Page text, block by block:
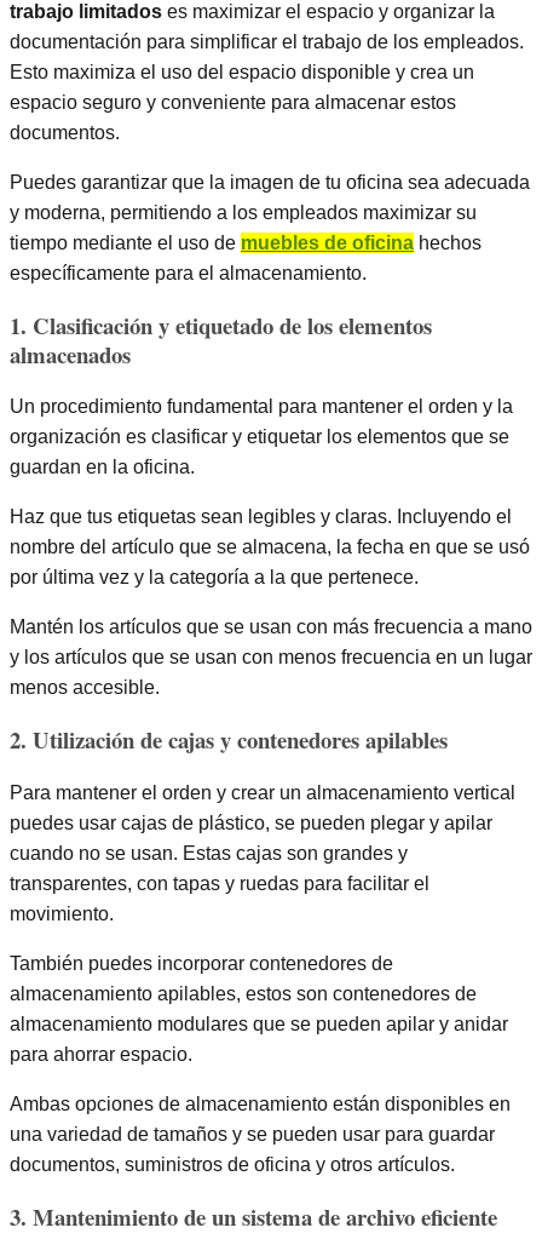
trabajo limitados es maximizar el espacio y organizar la
documentación para simplificar el trabajo de los empleados.
Esto maximiza el uso del espacio disponible y crea un
espacio seguro y conveniente para almacenar estos
documentos.
Puedes garantizar que la imagen de tu oficina sea adecuada
y moderna, permitiendo a los empleados maximizar su
tiempo mediante el uso de muebles de oficina hechos
específicamente para el almacenamiento.
1. Clasificación y etiquetado de los elementos
almacenados
Un procedimiento fundamental para mantener el orden y la
organización es clasificar y etiquetar los elementos que se
guardan en la oficina.
Haz que tus etiquetas sean legibles y claras. Incluyendo el
nombre del artículo que se almacena, la fecha en que se usó
por última vez y la categoría a la que pertenece.
Mantén los artículos que se usan con más frecuencia a mano
y los artículos que se usan con menos frecuencia en un lugar
menos accesible.
2. Utilización de cajas y contenedores apilables
Para mantener el orden y crear un almacenamiento vertical
puedes usar cajas de plástico, se pueden plegar y apilar
cuando no se usan. Estas cajas son grandes y
transparentes, con tapas y ruedas para facilitar el
movimiento.
También puedes incorporar contenedores de
almacenamiento apilables, estos son contenedores de
almacenamiento modulares que se pueden apilar y anidar
para ahorrar espacio.
Ambas opciones de almacenamiento están disponibles en
una variedad de tamaños y se pueden usar para guardar
documentos, suministros de oficina y otros artículos.
3. Mantenimiento de un sistema de archivo eficiente